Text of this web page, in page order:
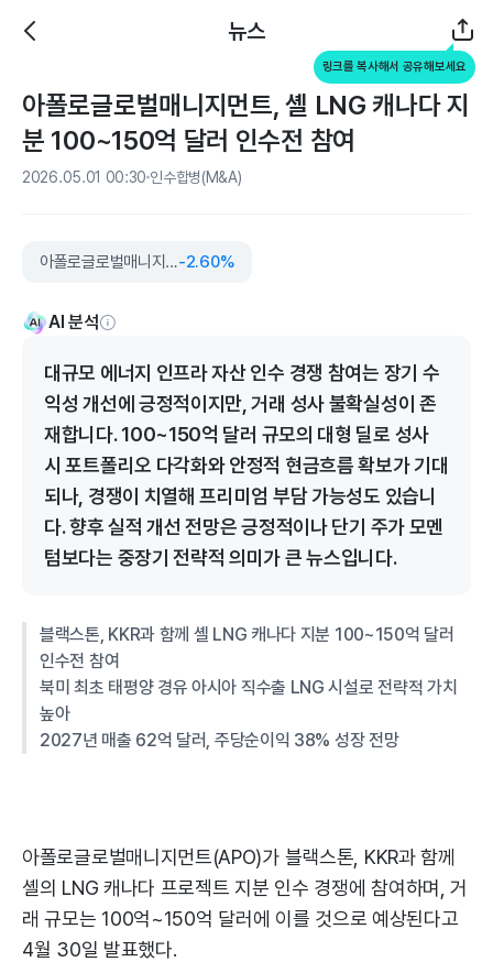
뉴스
링크를 복사해서 공유해보세요
아폴로글로벌매니지먼트, 셸 LNG 캐나다 지
분 100~150억 달러 인수전 참여
2026.05.01 00:30 인수합병(M&A)
아폴로글로벌매니지먼트-2.60%
AI 분석
대규모 에너지 인프라 자산 인수 경쟁 참여는 장기 수
익성 개선에 긍정적이지만, 거래 성사 불확실성이 존
재합니다. 100~150억 달러 규모의 대형 딜로 성사
시 포트폴리오 다각화와 안정적 현금흐름 확보가 기대
되나, 경쟁이 치열해 프리미엄 부담 가능성도 있습니
다. 향후 실적 개선 전망은 긍정적이나 단기 주가 모멘
텀보다는 중장기 전략적 의미가 큰 뉴스입니다.
블랙스톤, KKR과 함께 셸 LNG 캐나다 지분 100~150억 달러
인수전 참여
북미 최초 태평양 경유 아시아 직수출 LNG 시설로 전략적 가치
높아
2027년 매출 62억 달러, 주당순이익 38% 성장 전망
아폴로글로벌매니지먼트(APO)가 블랙스톤, KKR과 함께
셸의 LNG 캐나다 프로젝트 지분 인수 경쟁에 참여하며, 거
래 규모는 100억~150억 달러에 이를 것으로 예상된다고
4월 30일 발표했다.